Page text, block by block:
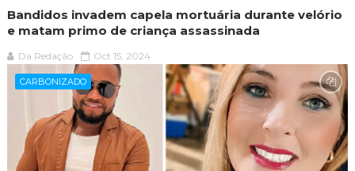
Bandidos invadem capela mortuária durante velório
e matam primo de criança assassinada
Da Redação Oct 15, 2024
CARBONIZADO